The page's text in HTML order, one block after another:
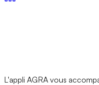
L'appli AGRA vous